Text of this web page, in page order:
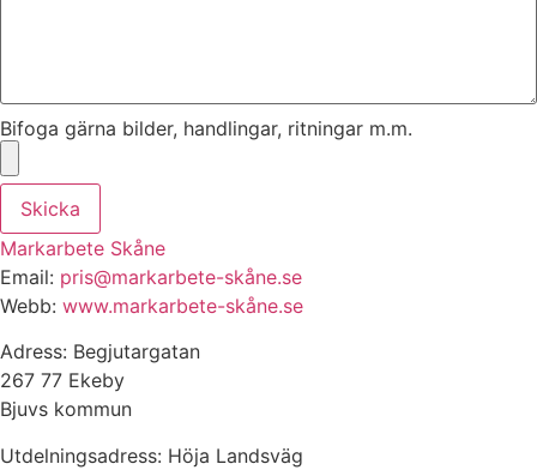
Bifoga gärna bilder, handlingar, ritningar m.m.
Skicka
Markarbete Skåne
Email: pris@markarbete-skåne.se
Webb: www.markarbete-skåne.se
Adress: Begjutargatan
267 77 Ekeby
Bjuvs kommun
Utdelningsadress: Höja Landsväg